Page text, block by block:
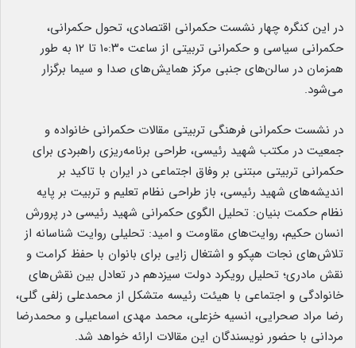
در این کنگره چهار نشست حکمرانی اقتصادی، تحول حکمرانی،
حکمرانی سیاسی و حکمرانی تربیتی از ساعت ۱۰:۳۰ تا ۱۲ به طور
همزمان در سالن‌های جنبی مرکز همایش‌های صدا و سیما برگزار
می‌شود.
در نشست حکمرانی فرهنگی تربیتی مقالات حکمرانی خانواده و
جمعیت در مکتب شهید رئیسی، طراحی برنامه‌ریزی راهبردی برای
حکمرانی تربیتی مبتنی بر وفاق اجتماعی در ایران با تاکید بر
اندیشه‌های شهید رئیسی، باز طراحی نظام تعلیم و تربیت بر پایه
نظام حکمت بنیان: تحلیل الگوی حکمرانی شهید رئیسی در پرورش
انسان حکیم، روایت‌های مقاومت و امید: تحلیلی روایت شناسانه از
تلاش‌های نجات هپکو و اشتغال زایی برای بانوان با حفظ کرامت و
نقش مادری؛ تحلیل رویکرد دولت سیزدهم در تعادل بین نقش‌های
خانوادگی و اجتماعی با هیئت رئیسه متشکل از محمدعلی زلفی گلی،
رضا مراد صحرایی، انسیه خزعلی، محمد مهدی اسماعیلی و محمدرضا
مردانی با حضور نویسندگان این مقالات ارائه خواهد شد.